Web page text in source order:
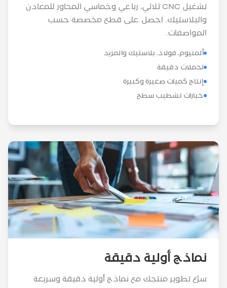
تشغيل CNC ثلاثي، رباعي وخماسي المحاور للمعادن
والبلاستيك. احصل على قطع مخصصة حسب
المواصفات.
ألمنيوم، فولاذ، بلاستيك والمزيد
تحملات دقيقة
إنتاج كميات صغيرة وكبيرة
خيارات تشطيب سطح
نماذج أولية دقيقة
سرّع تطوير منتجك مع نماذج أولية دقيقة وسريعة